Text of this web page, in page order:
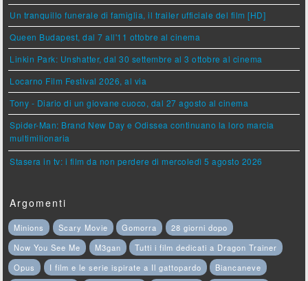
Un tranquillo funerale di famiglia, il trailer ufficiale del film [HD]
Queen Budapest, dal 7 all'11 ottobre al cinema
Linkin Park: Unshatter, dal 30 settembre al 3 ottobre al cinema
Locarno Film Festival 2026, al via
Tony - Diario di un giovane cuoco, dal 27 agosto al cinema
Spider-Man: Brand New Day e Odissea continuano la loro marcia
multimilionaria
Stasera in tv: i film da non perdere di mercoledì 5 agosto 2026
Argomenti
Minions Scary Movie Gomorra
28 giorni dopo
Now You See Me
M3gan
Tutti i film dedicati a Dragon Trainer
Opus
I film e le serie ispirate a Il gattopardo
Biancaneve